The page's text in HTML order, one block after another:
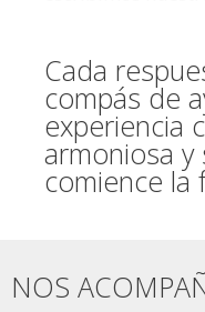
Cada
compás de
experiencia
armoniosa y
comience la
NOS